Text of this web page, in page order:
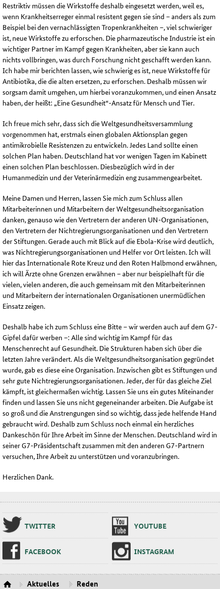
Restriktiv müssen die Wirkstoffe deshalb eingesetzt werden, weil es,
wenn Krankheitserreger einmal resistent gegen sie sind – anders als zum
Beispiel bei den vernachlässigten Tropenkrankheiten –, viel schwieriger
ist, neue Wirkstoffe zu erforschen. Die pharmazeutische Industrie ist ein
wichtiger Partner im Kampf gegen Krankheiten, aber sie kann auch
nichts vollbringen, was durch Forschung nicht geschafft werden kann.
Ich habe mir berichten lassen, wie schwierig es ist, neue Wirkstoffe für
Antibiotika, die die alten ersetzen, zu erforschen. Deshalb müssen wir
sorgsam damit umgehen, um hierbei voranzukommen, und einen Ansatz
haben, der heißt: „Eine Gesundheit“-Ansatz für Mensch und Tier.
Ich freue mich sehr, dass sich die Weltgesundheitsversammlung
vorgenommen hat, erstmals einen globalen Aktionsplan gegen
antimikrobielle Resistenzen zu entwickeln. Jedes Land sollte einen
solchen Plan haben. Deutschland hat vor wenigen Tagen im Kabinett
einen solchen Plan beschlossen. Diesbezüglich wird in der
Humanmedizin und der Veterinärmedizin eng zusammengearbeitet.
Meine Damen und Herren, lassen Sie mich zum Schluss allen
Mitarbeiterinnen und Mitarbeitern der Weltgesundheitsorganisation
danken, genauso wie den Vertretern der anderen UN-Organisationen,
den Vertretern der Nichtregierungsorganisationen und den Vertretern
der Stiftungen. Gerade auch mit Blick auf die Ebola-Krise wird deutlich,
was Nichtregierungsorganisationen und Helfer vor Ort leisten. Ich will
hier das Internationale Rote Kreuz und den Roten Halbmond erwähnen,
ich will Ärzte ohne Grenzen erwähnen – aber nur beispielhaft für die
vielen, vielen anderen, die auch gemeinsam mit den Mitarbeiterinnen
und Mitarbeitern der internationalen Organisationen unermüdlichen
Einsatz zeigen.
Deshalb habe ich zum Schluss eine Bitte – wir werden auch auf dem G7-
Gipfel dafür werben –: Alle sind wichtig im Kampf für das
Menschenrecht auf Gesundheit. Die Strukturen haben sich über die
letzten Jahre verändert. Als die Weltgesundheitsorganisation gegründet
wurde, gab es diese eine Organisation. Inzwischen gibt es Stiftungen und
sehr gute Nichtregierungsorganisationen. Jeder, der für das gleiche Ziel
kämpft, ist gleichermaßen wichtig. Lassen Sie uns ein gutes Miteinander
finden und lassen Sie uns nicht gegeneinander arbeiten. Die Aufgabe ist
so groß und die Anstrengungen sind so wichtig, dass jede helfende Hand
gebraucht wird. Deshalb zum Schluss noch einmal ein herzliches
Dankeschön für Ihre Arbeit im Sinne der Menschen. Deutschland wird in
seiner G7-Präsidentschaft zusammen mit den anderen G7-Partnern
versuchen, Ihre Arbeit zu unterstützen und voranzubringen.
Herzlichen Dank.
TWIT­TER YOU­TU­BE
FA­CE­BOOK INS­TA­GRAM
Aktuelles Reden